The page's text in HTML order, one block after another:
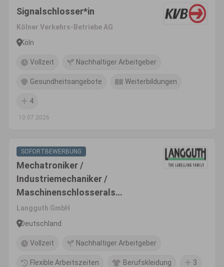
Signalschlosser*in
Kölner Verkehrs-Betriebe AG
Köln
Vollzeit Nachhaltiger Arbeitgeber
Gesundheitsangebote Weiterbildungen
4
10.07.2026
SOFORTBEWERBUNG
Mechatroniker /
Industriemechaniker /
Maschinenschlosserals
Servicetechniker im weltweiten
Außendienst (m/w/d)
Langguth GmbH
Deutschland
Vollzeit Nachhaltiger Arbeitgeber
Flexible Arbeitszeiten Berufskleidung 3